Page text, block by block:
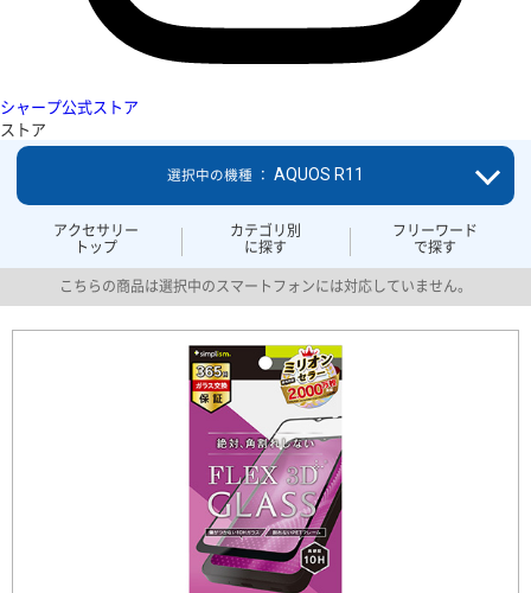
シャープ公式ストア
ストア
アクセサリー
トップ
カテゴリ別
に探す
フリーワード
で探す
選択中の機種 ： AQUOS R11
こちらの商品は選択中のスマートフォンには対応していません。